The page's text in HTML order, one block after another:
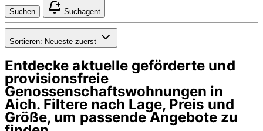
Suchen Suchagent
Sortieren: Neueste zuerst
Entdecke aktuelle geförderte und
provisionsfreie
Genossenschaftswohnungen in
Aich. Filtere nach Lage, Preis und
Größe, um passende Angebote zu